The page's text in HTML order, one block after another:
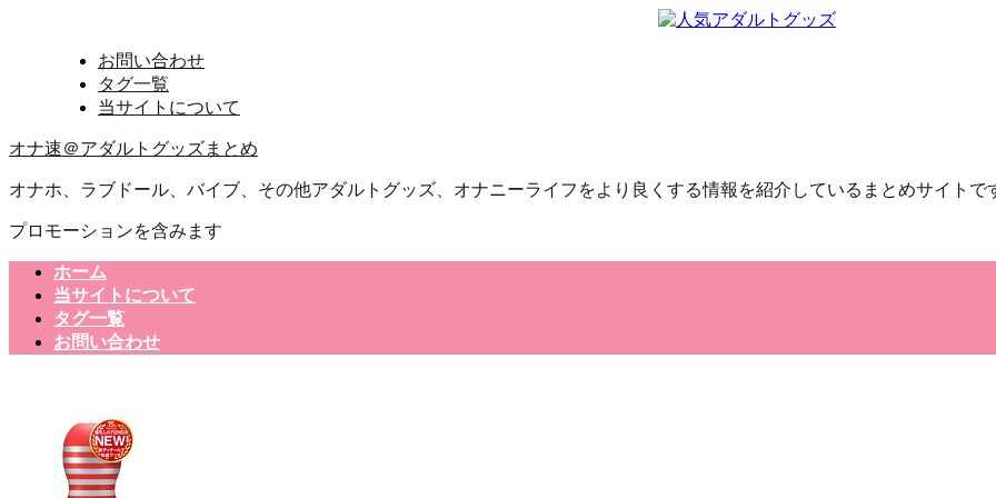
お問い合わせ
タグ一覧
当サイトについて
オナ速＠アダルトグッズまとめ
オナホ、ラブドール、バイブ、その他アダルトグッズ、オナニーライフをより良くする情報を紹介しているまとめサイトで
プロモーションを含みます
ホーム
当サイトについて
タグ一覧
お問い合わせ